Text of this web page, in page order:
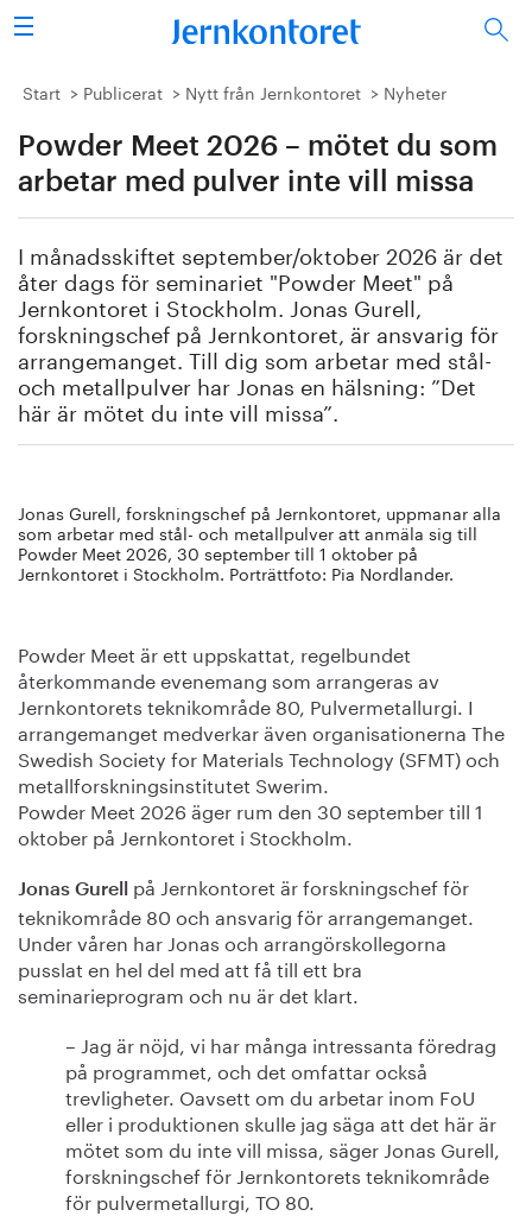
Sök
Stålindustrin
Vision 2050
Energi/miljö
Vi tycker
Publicerat
Bildbank
Om oss
Start Publicerat Nytt från Jernkontoret Nyheter
Powder Meet 2026 – mötet du som
arbetar med pulver inte vill missa
I månadsskiftet september/oktober 2026 är det
åter dags för seminariet "Powder Meet" på
Jernkontoret i Stockholm. Jonas Gurell,
forskningschef på Jernkontoret, är ansvarig för
arrangemanget. Till dig som arbetar med stål-
och metallpulver har Jonas en hälsning: ”Det
här är mötet du inte vill missa”.
Jonas Gurell, forskningschef på Jernkontoret, uppmanar alla
som arbetar med stål- och metallpulver att anmäla sig till
Powder Meet 2026, 30 september till 1 oktober på
Jernkontoret i Stockholm. Porträttfoto: Pia Nordlander.
Powder Meet är ett uppskattat, regelbundet
återkommande evenemang som arrangeras av
Jernkontorets teknikområde 80, Pulvermetallurgi. I
arrangemanget medverkar även organisationerna The
Swedish Society for Materials Technology (SFMT) och
metallforskningsinstitutet Swerim.
Powder Meet 2026 äger rum den 30 september till 1
oktober på Jernkontoret i Stockholm.
Jonas Gurell
på Jernkontoret är forskningschef för
teknikområde 80 och ansvarig för arrangemanget.
Under våren har Jonas och arrangörskollegorna
pusslat en hel del med att få till ett bra
seminarieprogram och nu är det klart.
– Jag är nöjd, vi har många intressanta föredrag
på programmet, och det omfattar också
trevligheter. Oavsett om du arbetar inom FoU
eller i produktionen skulle jag säga att det här är
mötet som du inte vill missa, säger Jonas Gurell,
forskningschef för Jernkontorets teknikområde
för pulvermetallurgi, TO 80.